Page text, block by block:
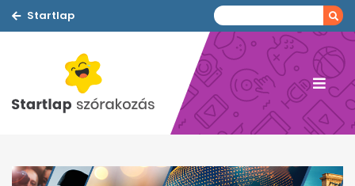
Startlap